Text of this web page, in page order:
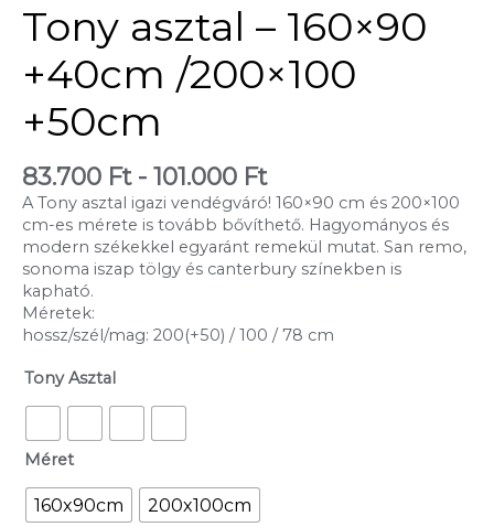
Tony asztal – 160×90
+40cm /200×100
+50cm
83.700 Ft- 101.000 Ft
A Tony asztal igazi vendégváró! 160×90 cm és 200×100
cm-es mérete is tovább bővíthető. Hagyományos és
modern székekkel egyaránt remekül mutat. San remo,
sonoma iszap tölgy és canterbury színekben is
kapható.
Méretek:
hossz/szél/mag: 200(+50) / 100 / 78 cm
Tony Asztal
Méret
160x90cm 200x100cm